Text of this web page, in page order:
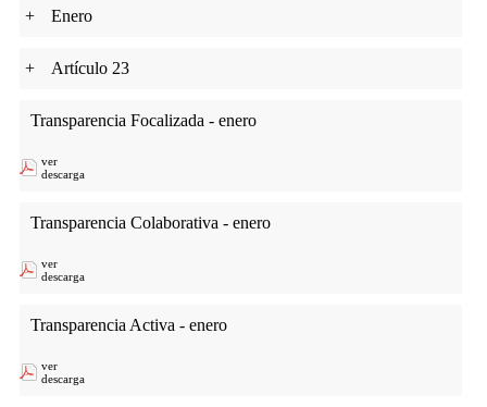
+ Enero
+ Artículo 23
Transparencia Focalizada - enero
ver
descarga
Transparencia Colaborativa - enero
ver
descarga
Transparencia Activa - enero
ver
descarga